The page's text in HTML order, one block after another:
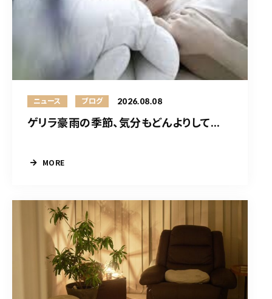
ニュース ブログ 2026.08.08
ゲリラ豪雨の季節、気分もどんよりして...
MORE